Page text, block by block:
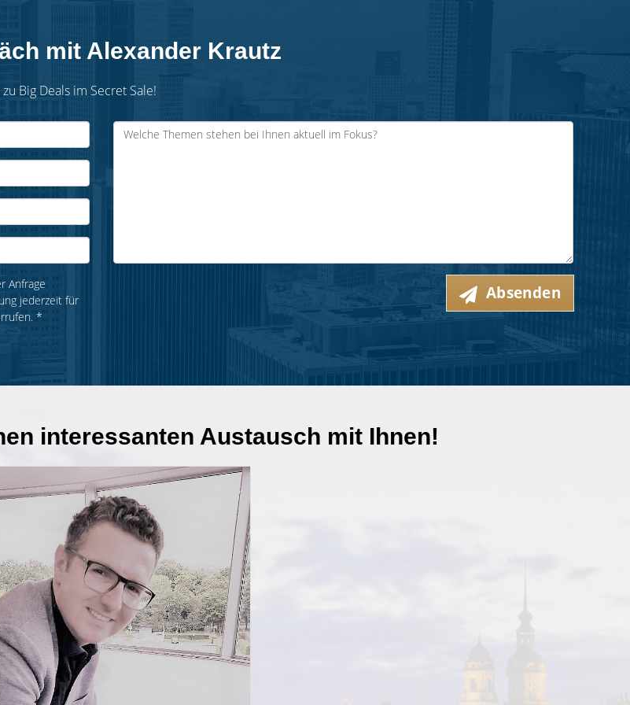
mit Alexander Krautz
Big Deals im Secret Sale!
Anfrage
jederzeit für
*
Absenden
interessanten Austausch mit Ihnen!